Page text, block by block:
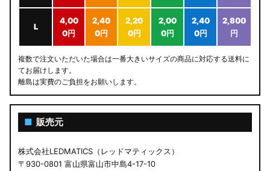
L
4,00
0円
2,40
0円
2,20
0円
2,00
0円
2,40
0円
2,800
円
複数で注文いただいた場合は一番大きいサイズの商品に対応する送料に
てお届けします。
離島は実費のご負担をお願いします。
■ 販売元
株式会社LEDMATICS（レッドマティックス）
〒930-0801 富山県富山市中島4-17-10